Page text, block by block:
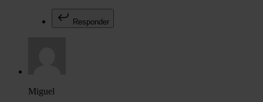
Responder
Miguel